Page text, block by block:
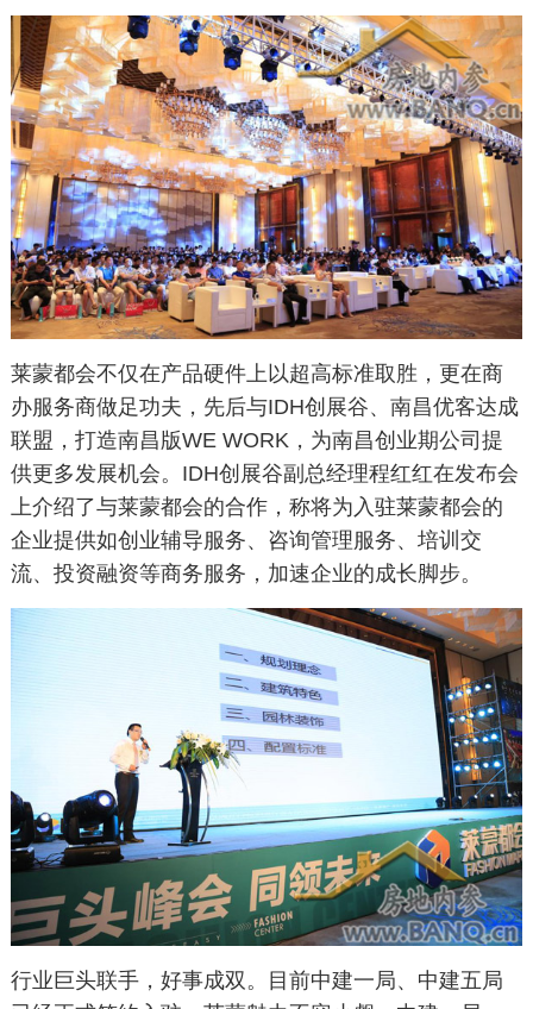
莱蒙都会不仅在产品硬件上以超高标准取胜，更在商
办服务商做足功夫，先后与IDH创展谷、南昌优客达成
联盟，打造南昌版WE WORK，为南昌创业期公司提
供更多发展机会。IDH创展谷副总经理程红红在发布会
上介绍了与莱蒙都会的合作，称将为入驻莱蒙都会的
企业提供如创业辅导服务、咨询管理服务、培训交
流、投资融资等商务服务，加速企业的成长脚步。
行业巨头联手，好事成双。目前中建一局、中建五局